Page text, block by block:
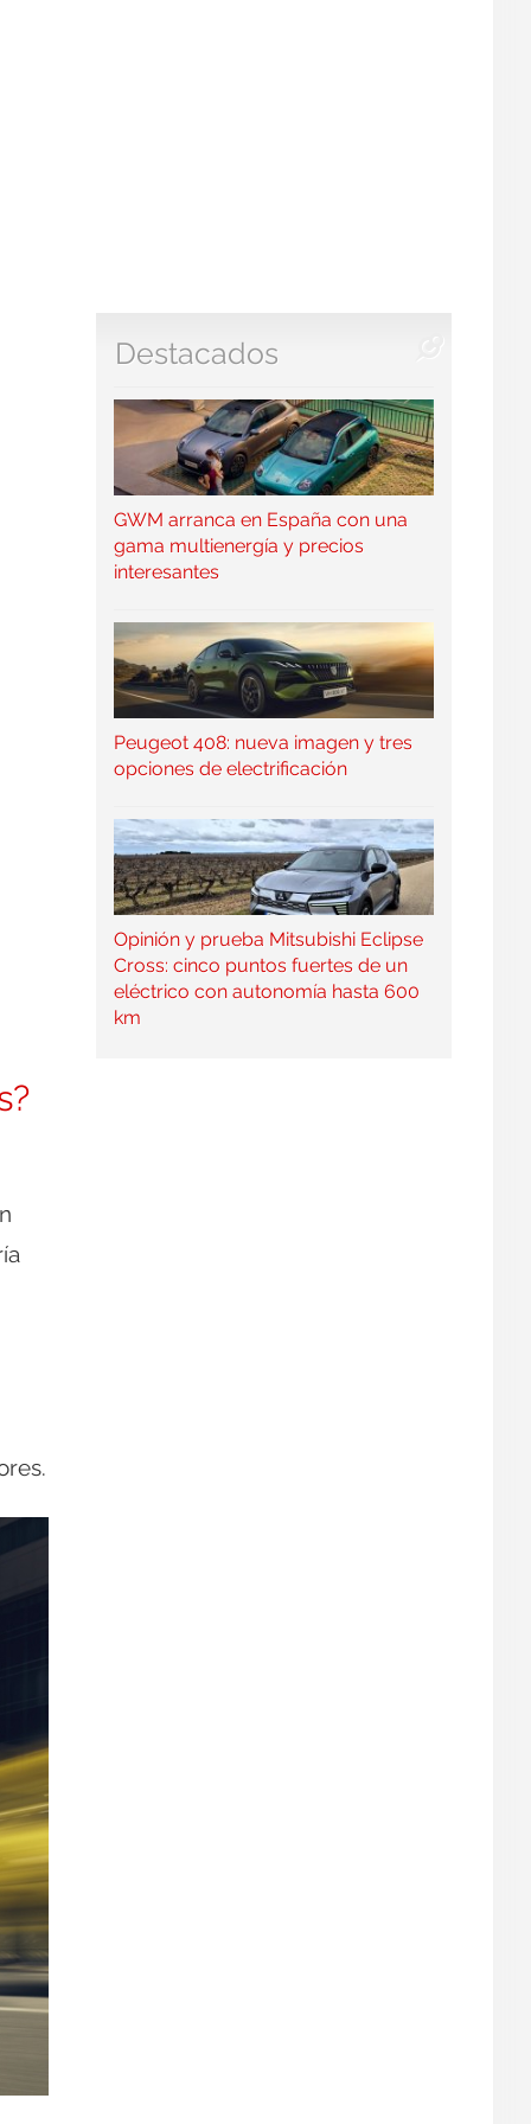
Destacados
GWM arranca en España con una
gama multienergía y precios
interesantes
Peugeot 408: nueva imagen y tres
opciones de electrificación
Opinión y prueba Mitsubishi Eclipse
Cross: cinco puntos fuertes de un
eléctrico con autonomía hasta 600
km